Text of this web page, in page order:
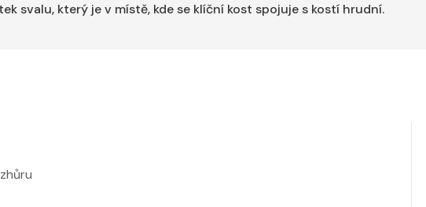
svalu, který je v místě, kde se klíční kost spojuje s kostí hrudní.